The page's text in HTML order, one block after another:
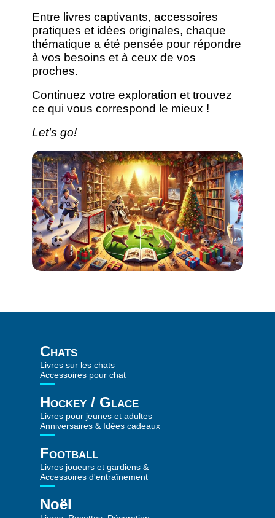
Entre livres captivants, accessoires
pratiques et idées originales, chaque
thématique a été pensée pour répondre
à vos besoins et à ceux de vos
proches.
Continuez votre exploration et trouvez
ce qui vous correspond le mieux !
Let's go!
Chats
Livres sur les chats
Accessoires pour chat
Hockey / Glace
Livres pour jeunes et adultes
Anniversaires & Idées cadeaux
Football
Livres joueurs et gardiens &
Accessoires d'entraînement
Noël